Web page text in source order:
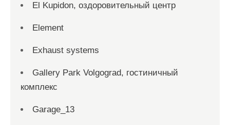
El Kupidon, оздоровительный центр
Element
Exhaust systems
Gallery Park Volgograd, гостиничный
комплекс
Garage_13